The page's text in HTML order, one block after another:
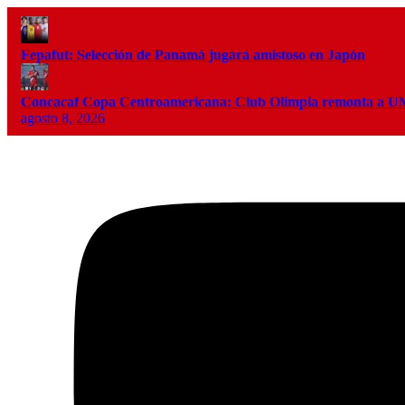
Fepafut: Selección de Panamá jugará amistoso en Japón
Concacaf Copa Centroamericana: Club Olimpia remonta a
agosto 8, 2026